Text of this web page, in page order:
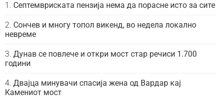
Септемвриската пензија нема да порасне исто за сите
Сончев и многу топол викенд, во недела локално
невреме
Дунав се повлече и откри мост стар речиси 1.700
години
Двајца минувачи спасија жена од Вардар кај
Камениот мост